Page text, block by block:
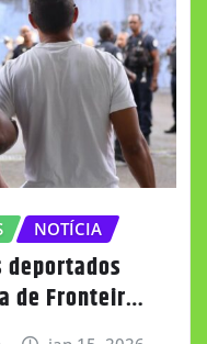
NOTÍCIA
deportados
de Fronteir…